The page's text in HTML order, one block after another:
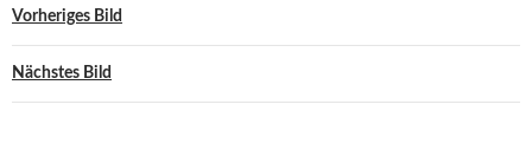
Vorheriges Bild
Nächstes Bild